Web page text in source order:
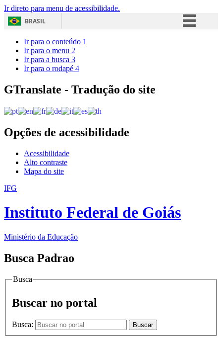
Ir direto para menu de acessibilidade.
BRASIL
Acesso à informação
Ir para o conteúdo 1
Ir para o menu 2
Ir para a busca 3
Ir para o rodapé 4
GTranslate - Tradução do site
Opções de acessibilidade
Acessibilidade
Alto contraste
Mapa do site
IFG
Instituto Federal de Goiás
Ministério da Educação
Busca Padrao
Busca
Buscar no portal
Busca: Buscar